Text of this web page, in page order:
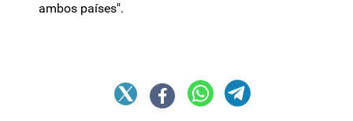
ambos países".